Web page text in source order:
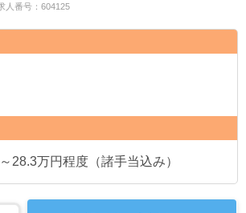
人番号：604125
28.3万円程度（諸手当込み）